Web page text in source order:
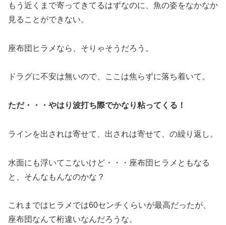
もう近くまで寄ってきてるはずなのに、魚の姿をなかなか
見ることができない。
座布団ヒラメなら、そりゃそうだろう。
ドラグに不安は無いので、ここは焦らずに落ち着いて。
ただ・・・やはり波打ち際でかなり粘ってくる！
ラインを出されは寄せて、出されは寄せて、の繰り返し。
水面にも浮いてこないけど・・・座布団ヒラメともなる
と、そんなもんなのかな？
これまではヒラメでは60センチくらいが最高だったが、
座布団なんて桁違いなんだろうな。